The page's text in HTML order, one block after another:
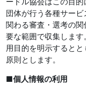
団体が行う各種サー
関わる審査・選考の
要な範囲で収集しま
用目的を明示すると
原則とします。
■個人情報の利用